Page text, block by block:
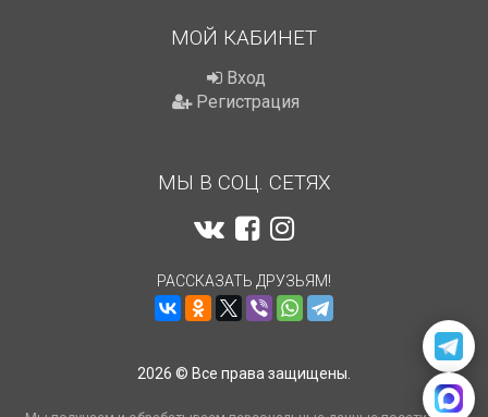
МОЙ КАБИНЕТ
Вход
Регистрация
МЫ В СОЦ. СЕТЯХ
РАССКАЗАТЬ ДРУЗЬЯМ!
2026 © Все права защищены.